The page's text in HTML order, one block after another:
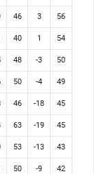
46 3 56
40 1 54
48 -3 50
50 -4 49
46 -18 45
63 -19 45
53 -13 43
50 -9 42